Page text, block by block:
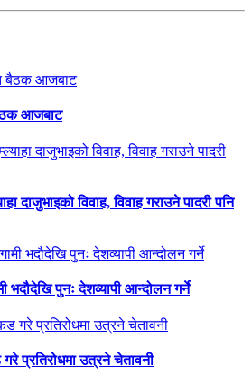
आजबाट
दाजुभाइको विवाह, विवाह गराउने पादरी पनि
पुनः देशव्यापी आन्दोलन गर्ने
प्रतिरोधमा उत्रने चेतावनी